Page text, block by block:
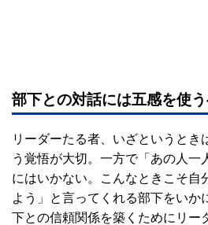
部下との対話には五感を使う
リーダーたる者、いざというとき
う覚悟が大切。一方で「あの人一
にはいかない。こんなときこそ自
よう」と言ってくれる部下をいか
下との信頼関係を築くためにリー